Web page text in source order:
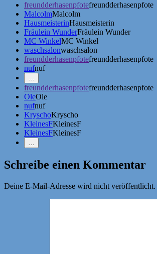
freundderhasenpfotefreundderhasenpfote
MalcolmMalcolm
HausmeisterinHausmeisterin
Fräulein WunderFräulein Wunder
MC WinkelMC Winkel
waschsalonwaschsalon
freundderhasenpfotefreundderhasenpfote
nufnuf
…
Erwähnungen
zeigen
freundderhasenpfotefreundderhasenpfote
OleOle
nufnuf
KryschoKryscho
KleinesFKleinesF
KleinesFKleinesF
…
Erwähnungen
Schreibe einen Kommentar
Deine E-Mail-Adresse wird nicht veröffentlicht.